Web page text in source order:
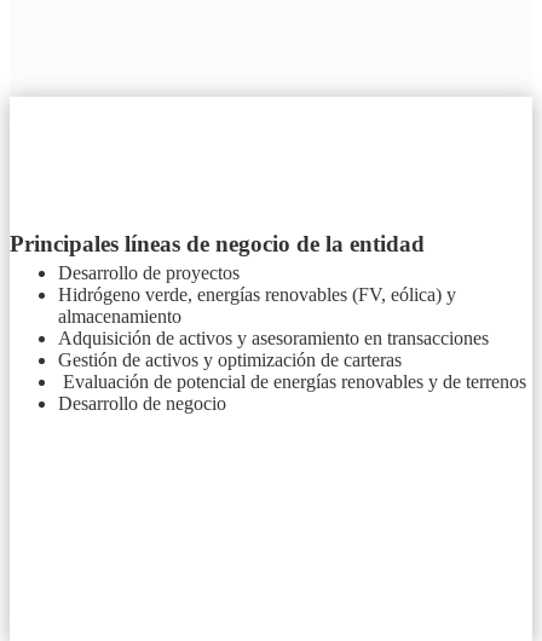
Principales líneas de negocio de la entidad
Desarrollo de proyectos
Hidrógeno verde, energías renovables (FV, eólica) y
almacenamiento
Adquisición de activos y asesoramiento en transacciones
Gestión de activos y optimización de carteras
Evaluación de potencial de energías renovables y de terrenos
Desarrollo de negocio